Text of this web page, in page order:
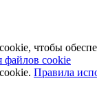
чтобы
файлов cookie
Правила